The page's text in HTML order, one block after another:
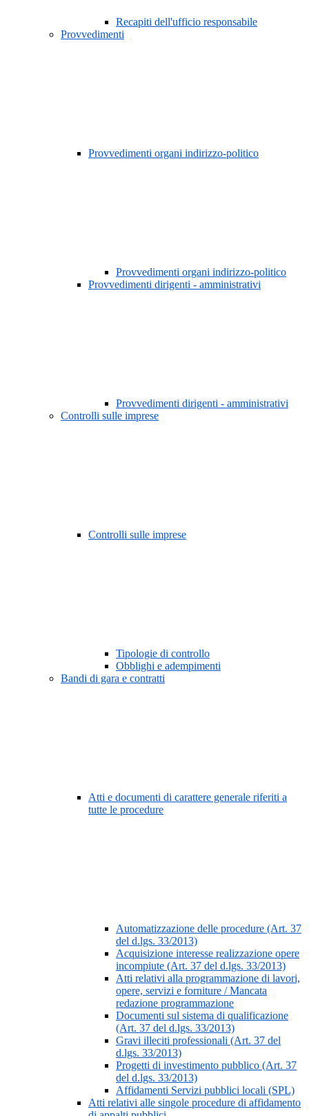
Recapiti dell'ufficio responsabile
Provvedimenti
Provvedimenti organi indirizzo-politico
Provvedimenti organi indirizzo-politico
Provvedimenti dirigenti - amministrativi
Provvedimenti dirigenti - amministrativi
Controlli sulle imprese
Controlli sulle imprese
Tipologie di controllo
Obblighi e adempimenti
Bandi di gara e contratti
Atti e documenti di carattere generale riferiti a
tutte le procedure
Automatizzazione delle procedure (Art. 37
del d.lgs. 33/2013)
Acquisizione interesse realizzazione opere
incompiute (Art. 37 del d.lgs. 33/2013)
Atti relativi alla programmazione di lavori,
opere, servizi e forniture / Mancata
redazione programmazione
Documenti sul sistema di qualificazione
(Art. 37 del d.lgs. 33/2013)
Gravi illeciti professionali (Art. 37 del
d.lgs. 33/2013)
Progetti di investimento pubblico (Art. 37
del d.lgs. 33/2013)
Affidamenti Servizi pubblici locali (SPL)
Atti relativi alle singole procedure di affidamento